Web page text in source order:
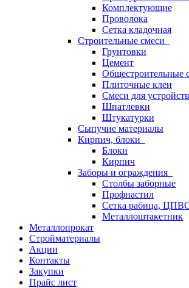
Комплектующие
Проволока
Сетка кладочная
Строительные смеси
Грунтовки
Цемент
Общестроительные
Плиточные клеи
Смеси для
Шпатлевки
Штукатурки
Сыпучие материалы
Кирпич, блоки
Блоки
Кирпич
Заборы и ограждения
Столбы заборные
Профнастил
Сетка рабица,
Металлоштакетник
Металлопрокат
Стройматериалы
Акции
Контакты
Закупки
Прайс лист